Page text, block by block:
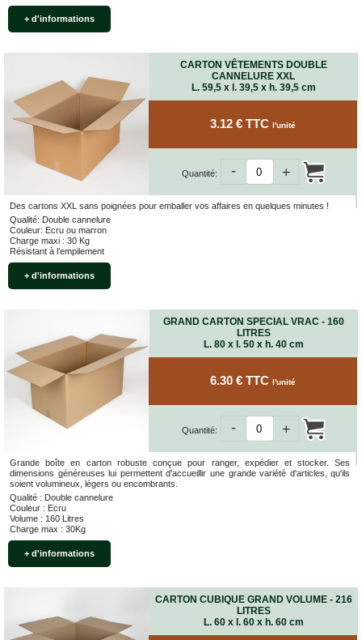
+ d'informations
CARTON VÊTEMENTS DOUBLE
CANNELURE XXL
L. 59,5 x l. 39,5 x h. 39,5 cm
Des cartons XXL sans poignées pour emballer vos affaires en quelques minutes !
Qualité: Double cannelure
Couleur: Ecru ou marron
Charge maxi : 30 Kg
Résistant à l’empilement
+ d'informations
3.12 € TTC l'unité
Quantité: +
-
GRAND CARTON SPECIAL VRAC - 160
LITRES
L. 80 x l. 50 x h. 40 cm
Grande boîte en carton robuste conçue pour ranger, expédier et stocker. Ses
dimensions généreuses lui permettent d'accueillir une grande variété d'articles, qu'ils
soient volumineux, légers ou encombrants.
Qualité : Double cannelure
Couleur : Ecru
Volume : 160 Litres
Charge max : 30Kg
+ d'informations
6.30 € TTC l'unité
Quantité: +
-
CARTON CUBIQUE GRAND VOLUME - 216
LITRES
L. 60 x l. 60 x h. 60 cm